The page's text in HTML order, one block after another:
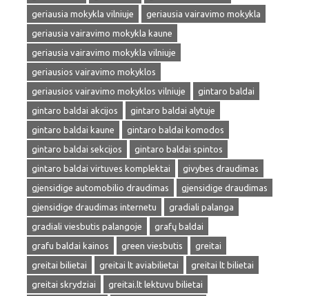
geriausia mokykla vilniuje
geriausia vairavimo mokykla
geriausia vairavimo mokykla kaune
geriausia vairavimo mokykla vilniuje
geriausios vairavimo mokyklos
geriausios vairavimo mokyklos vilniuje
gintaro baldai
gintaro baldai akcijos
gintaro baldai alytuje
gintaro baldai kaune
gintaro baldai komodos
gintaro baldai sekcijos
gintaro baldai spintos
gintaro baldai virtuves komplektai
givybes draudimas
gjensidige automobilio draudimas
gjensidige draudimas
gjensidige draudimas internetu
gradiali palanga
gradiali viesbutis palangoje
grafų baldai
grafu baldai kainos
green viesbutis
greitai
greitai bilietai
greitai lt aviabilietai
greitai lt bilietai
greitai skrydziai
greitai.lt lektuvu bilietai